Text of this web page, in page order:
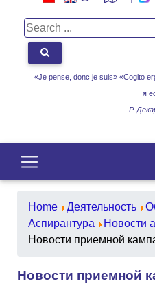
«Je pense, donc je suis» «Cogito
я
Р.
Home Деятельность
Аспирантура
Новости
Новости приемной
Новости приемной